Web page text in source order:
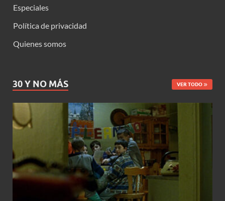
Especiales
Política de privacidad
Quienes somos
30 Y NO MÁS VER TODO